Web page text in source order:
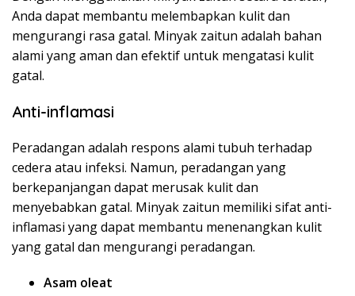
Anda dapat membantu melembapkan kulit dan
mengurangi rasa gatal. Minyak zaitun adalah bahan
alami yang aman dan efektif untuk mengatasi kulit
gatal.
Anti-inflamasi
Peradangan adalah respons alami tubuh terhadap
cedera atau infeksi. Namun, peradangan yang
berkepanjangan dapat merusak kulit dan
menyebabkan gatal. Minyak zaitun memiliki sifat anti-
inflamasi yang dapat membantu menenangkan kulit
yang gatal dan mengurangi peradangan.
Asam oleat